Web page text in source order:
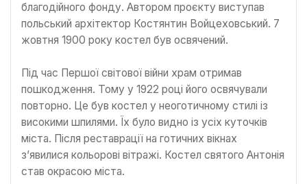
благодійного фонду. Автором проєкту виступав
польський архітектор Костянтин Войцеховський. 7
жовтня 1900 року костел був освячений.
Під час Першої світової війни храм отримав
пошкодження. Тому у 1922 році його освячували
повторно. Це був костел у неоготичному стилі із
високими шпилями. Їх було видно із усіх куточків
міста. Після реставрації на готичних вікнах
з’явилися кольорові вітражі. Костел святого Антонія
став окрасою міста.